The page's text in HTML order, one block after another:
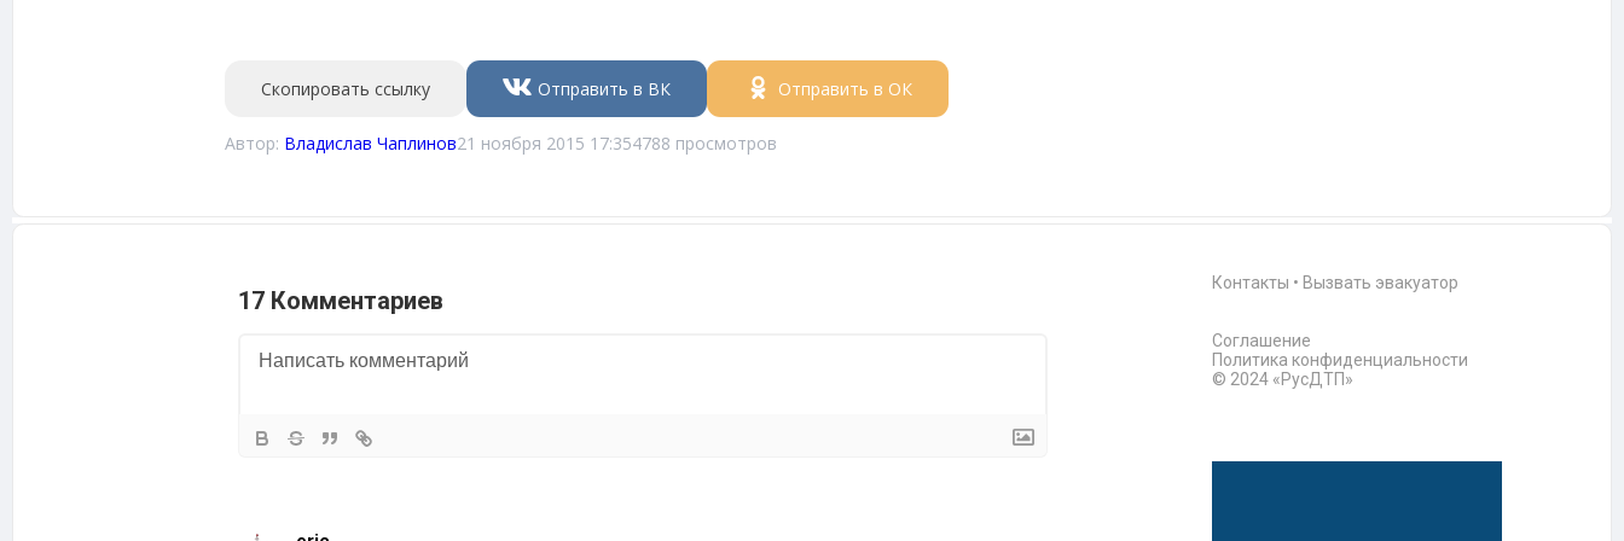
Скопировать ссылку Отправить в ВК Отправить в ОК
Автор: Владислав Чаплинов21 ноября 2015 17:354788 просмотров
17 Комментариев
Контакты • Вызвать эвакуатор
Соглашение
Политика конфиденциальности
© 2024 «РусДТП»